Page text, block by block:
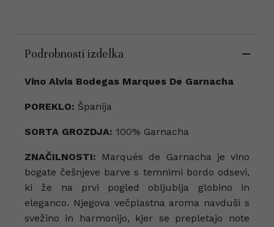
Podrobnosti izdelka
Vino Alvia Bodegas Marques De Garnacha
POREKLO: Španija
SORTA GROZDJA: 100% Garnacha
ZNAČILNOSTI: Marqués de Garnacha je vino
bogate češnjeve barve s temnimi bordo odsevi,
ki že na prvi pogled obljublja globino in
eleganco. Njegova večplastna aroma navduši s
svežino in harmonijo, kjer se prepletajo note